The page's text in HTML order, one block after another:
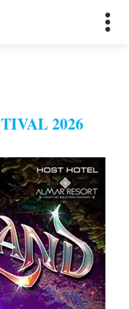
2026